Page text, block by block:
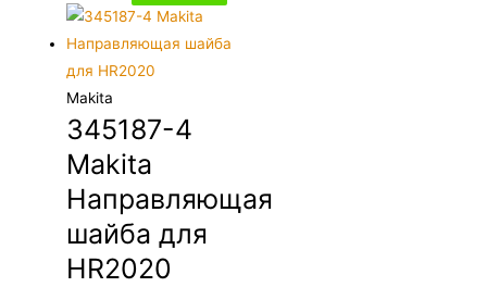
Makita
345187-4
Makita
Направляющая
шайба для
HR2020